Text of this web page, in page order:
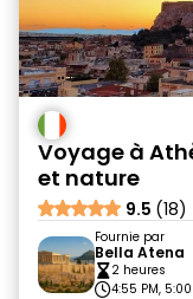
Voyage à
et nature
9.5 (18)
Fournie par
Bella Atena
2 heures
4:55 PM, 5:00